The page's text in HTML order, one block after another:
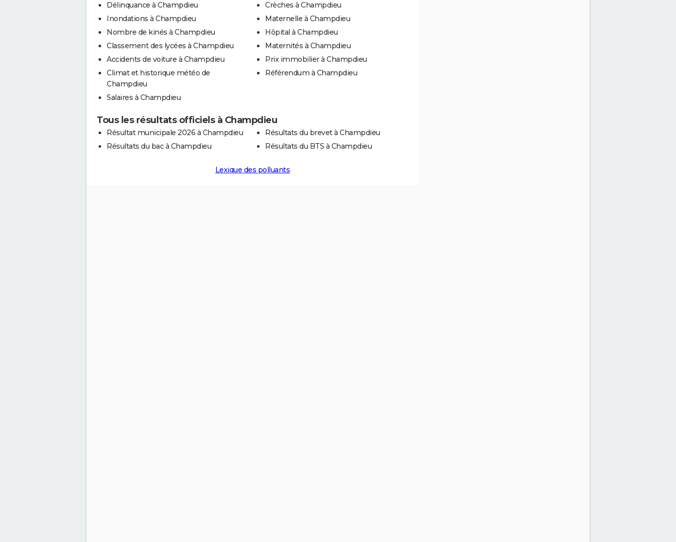
Délinquance à Champdieu
Inondations à Champdieu
Nombre de kinés à Champdieu
Classement des lycées à Champdieu
Accidents de voiture à Champdieu
Climat et historique météo de
Champdieu
Salaires à Champdieu
Crèches à Champdieu
Maternelle à Champdieu
Hôpital à Champdieu
Maternités à Champdieu
Prix immobilier à Champdieu
Référendum à Champdieu
Tous les résultats officiels à Champdieu
Résultat municipale 2026 à Champdieu
Résultats du bac à Champdieu
Résultats du brevet à Champdieu
Résultats du BTS à Champdieu
Lexique des polluants